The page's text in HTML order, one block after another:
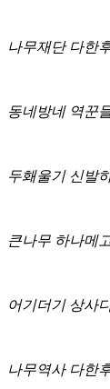
나무재단 다한
동네방네 역꾼
두홰울기 신발
큰나무 하나메
어기더기 상사
나무역사 다한